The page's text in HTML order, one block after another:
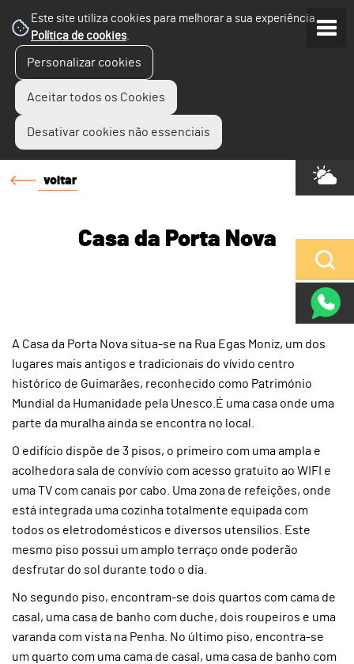
Este site utiliza cookies para melhorar a sua experiência.
Política de cookies.
Personalizar cookies
Aceitar todos os Cookies
Desativar cookies não essenciais
voltar
Casa da Porta Nova
A Casa da Porta Nova situa-se na Rua Egas Moniz, um dos
lugares mais antigos e tradicionais do vívido centro
histórico de Guimarães, reconhecido como Património
Mundial da Humanidade pela Unesco.É uma casa onde uma
parte da muralha ainda se encontra no local.
O edifício dispõe de 3 pisos, o primeiro com uma ampla e
acolhedora sala de convívio com acesso gratuito ao WIFI e
uma TV com canais por cabo. Uma zona de refeições, onde
está integrada uma cozinha totalmente equipada com
todos os eletrodomésticos e diversos utensílios. Este
mesmo piso possui um amplo terraço onde poderão
desfrutar do sol durante todo o dia.
No segundo piso, encontram-se dois quartos com cama de
casal, uma casa de banho com duche, dois roupeiros e uma
varanda com vista na Penha. No último piso, encontra-se
um quarto com uma cama de casal, uma casa de banho com